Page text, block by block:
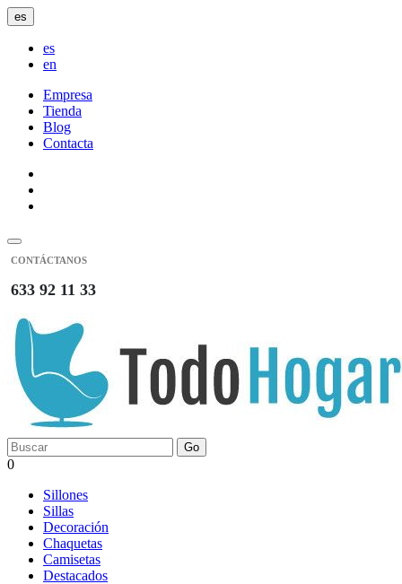
es
es
en
Empresa
Tienda
Blog
Contacta
CONTÁCTANOS
633 92 11 33
Go
0
Sillones
Sillas
Decoración
Chaquetas
Camisetas
Destacados